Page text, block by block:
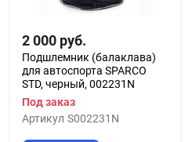
2 000 руб.
Подшлемник (балаклава)
для автоспорта SPARCO
STD, черный, 002231N
Под заказ
Артикул S002231N